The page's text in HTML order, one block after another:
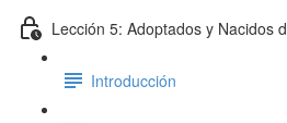
Lección 5: Adoptados y Nacidos
Introducción